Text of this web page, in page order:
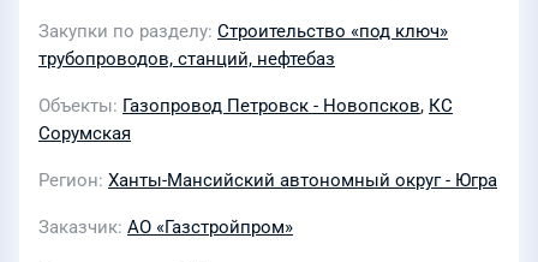
503-515. Сплошная замена труб.
ремонт МГ лупинг Новопсков/
Петровск, Ду 1420, инв. № 000182,
ремонтируемый участок км 515-551.
Замена труб. Сорумское ЛПУМГ» ООО
Закупки по разделу Строительство «под ключ»
трубопроводов, станций, нефтебаз
Объекты Газопровод Петровск - Новопсков, КС
Сорумская
Регион Ханты-Мансийский автономный округ - Югра
Заказчик АО «Газстройпром»